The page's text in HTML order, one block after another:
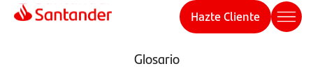
Hazte Cliente
Glosario